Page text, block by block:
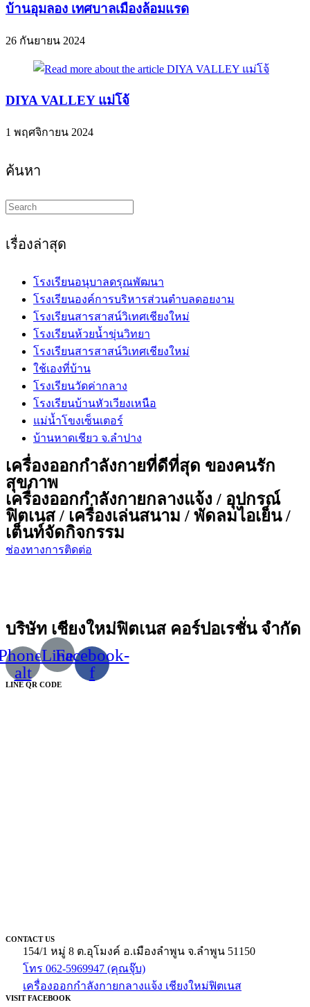
บ้านอุมลอง เทศบาลเมืองล้อมแรด
26 กันยายน 2024
DIYA VALLEY แม่โจ้
1 พฤศจิกายน 2024
ค้นหา
Search
this
เรื่องล่าสุด
โรงเรียนอนุบาลดรุณพัฒนา
โรงเรียนองค์การบริหารส่วนตำบลดอยงาม
โรงเรียนสารสาสน์วิเทศเชียงใหม่
โรงเรียนห้วยน้ำขุ่นวิทยา
โรงเรียนสารสาสน์วิเทศเชียงใหม่
ใช้เองที่บ้าน
โรงเรียนวัดค่ากลาง
โรงเรียนบ้านหัวเวียงเหนือ
แม่น้ำโขงเซ็นเตอร์
บ้านหาดเชียว จ.ลำปาง
เครื่องออกกำลังกายที่ดีที่สุด ของคนรัก
สุขภาพ
เครื่องออกกำลังกายกลางแจ้ง / อุปกรณ์
ฟิตเนส / เครื่องเล่นสนาม / พัดลมไอเย็น /
เต็นท์จัดกิจกรรม
ช่องทางการติดต่อ
บริษัท เชียงใหม่ฟิตเนส คอร์ปอเรชั่น จำกัด
alt
Line
Facebook-
f
LINE QR CODE
CONTACT US
154/1 หมู่ 8 ต.อุโมงค์ อ.เมืองลำพูน จ.ลำพูน 51150
โทร 062-5969947 (คุณจุ๊บ)
เครื่องออกกำลังกายกลางแจ้ง เชียงใหม่ฟิตเนส
VISIT FACEBOOK